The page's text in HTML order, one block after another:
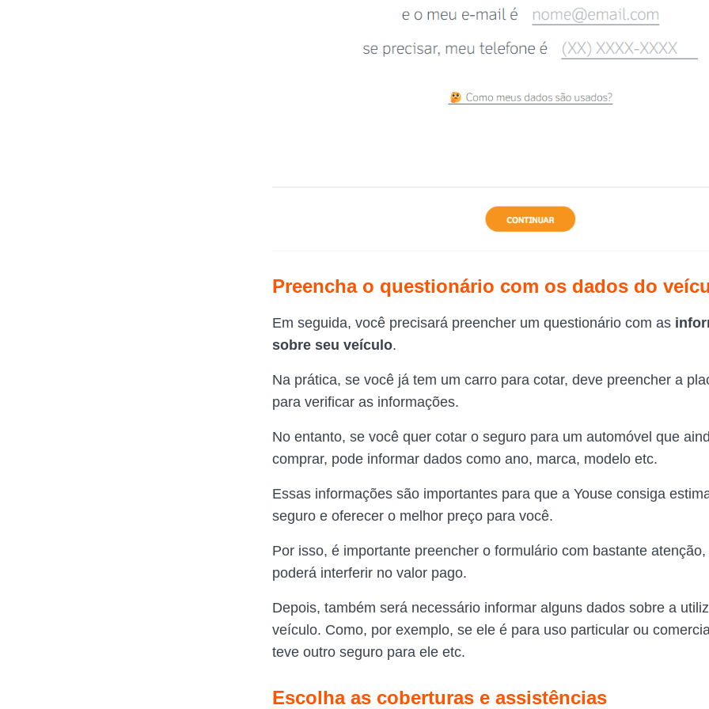
Preencha o questionário com os dados do
Em seguida, você precisará preencher um questionário com as
sobre seu veículo.
Na prática, se você já tem um carro para cotar, deve preencher a
para verificar as informações.
No entanto, se você quer cotar o seguro para um automóvel que
comprar, pode informar dados como ano, marca, modelo etc.
Essas informações são importantes para que a Youse consiga
seguro e oferecer o melhor preço para você.
Por isso, é importante preencher o formulário com bastante
poderá interferir no valor pago.
Depois, também será necessário informar alguns dados sobre a
veículo. Como, por exemplo, se ele é para uso particular ou
teve outro seguro para ele etc.
Escolha as coberturas e assistências